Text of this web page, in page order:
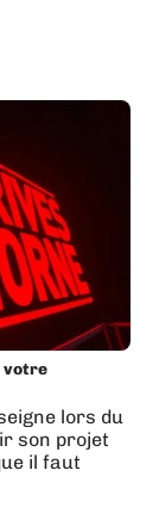
votre
lors du
son projet
il faut